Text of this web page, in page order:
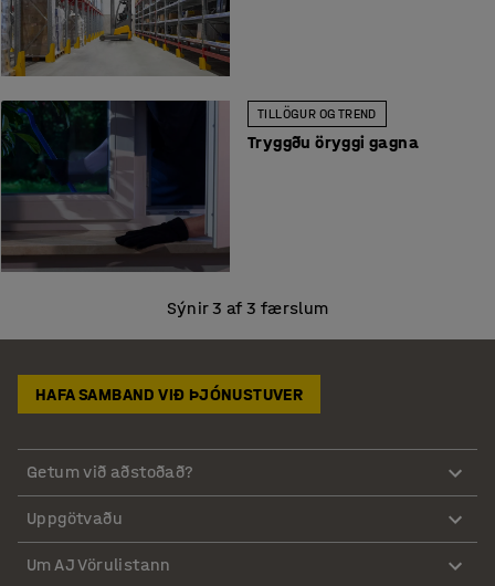
TILLÖGUR OG TREND
Tryggðu öryggi gagna
Sýnir 3 af 3 færslum
HAFA SAMBAND VIÐ ÞJÓNUSTUVER
Getum við aðstoðað?
Uppgötvaðu
Um AJ Vörulistann